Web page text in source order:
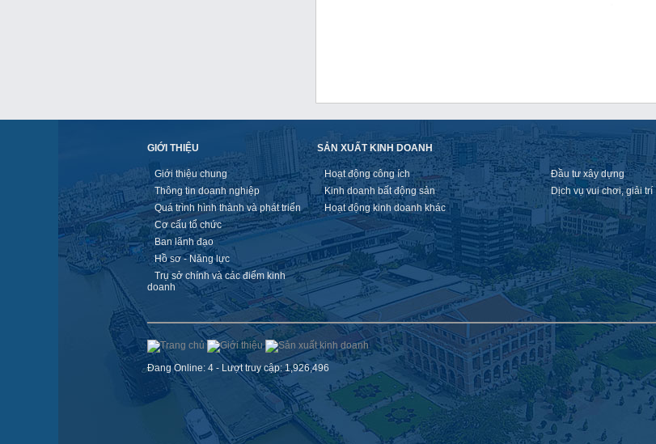
GIỚI THIỆU
Giới thiệu chung
Thông tin doanh nghiệp
Quá trình hình thành và phát triển
Cơ cấu tổ chức
Ban lãnh đạo
Hồ sơ - Năng lực
Trụ sở chính và các điểm kinh
doanh
SẢN XUẤT KINH DOANH
Hoạt động công ích
Đầu tư xây dựng
Kinh doanh bất động sản
Dịch vụ vui chơi, giải trí
Hoạt động kinh doanh khác
Đang Online: 4 - Lượt truy cập: 1,926,496